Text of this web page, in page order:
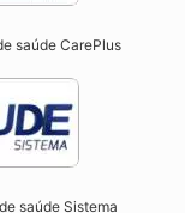
saúde CarePlus
saúde Sistema